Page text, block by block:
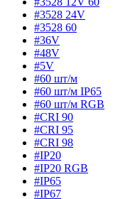
#3528 24V
#3528 60
#36V
#48V
#5V
#60 шт/м
#60 шт/м IP65
#60 шт/м RGB
#CRI 90
#CRI 95
#CRI 98
#IP20
#IP20 RGB
#IP65
#IP67